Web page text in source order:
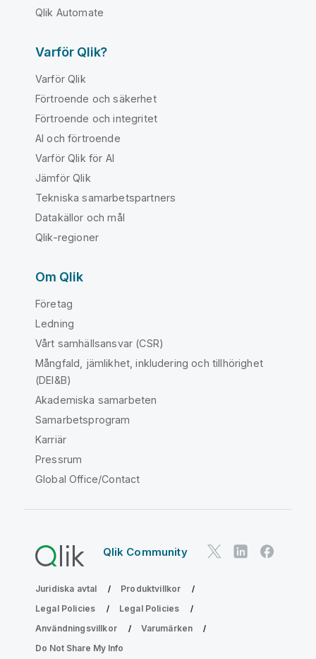
Qlik Automate
Varför Qlik?
Varför Qlik
Förtroende och säkerhet
Förtroende och integritet
AI och förtroende
Varför Qlik för AI
Jämför Qlik
Tekniska samarbetspartners
Datakällor och mål
Qlik-regioner
Om Qlik
Företag
Ledning
Vårt samhällsansvar (CSR)
Mångfald, jämlikhet, inkludering och tillhörighet
(DEI&B)
Akademiska samarbeten
Samarbetsprogram
Karriär
Pressrum
Global Office/Contact
Qlik Community
Juridiska avtal
Produktvillkor
Legal Policies
Legal Policies
Användningsvillkor
Varumärken
Do Not Share My Info